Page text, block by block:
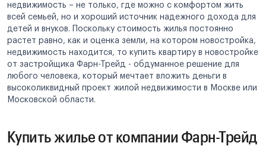
недвижимость – не только, где можно с комфортом жить
всей семьей, но и хороший источник надежного дохода для
детей и внуков. Поскольку стоимость жилья постоянно
растет равно, как и оценка земли, на котором новостройка,
недвижимость находится, то купить квартиру в новостройке
от застройщика Фарн-Трейд - обдуманное решение для
любого человека, который мечтает вложить деньги в
высоколиквидный проект жилой недвижимости в Москве или
Московской области.
Купить жилье от компании Фарн-Трейд